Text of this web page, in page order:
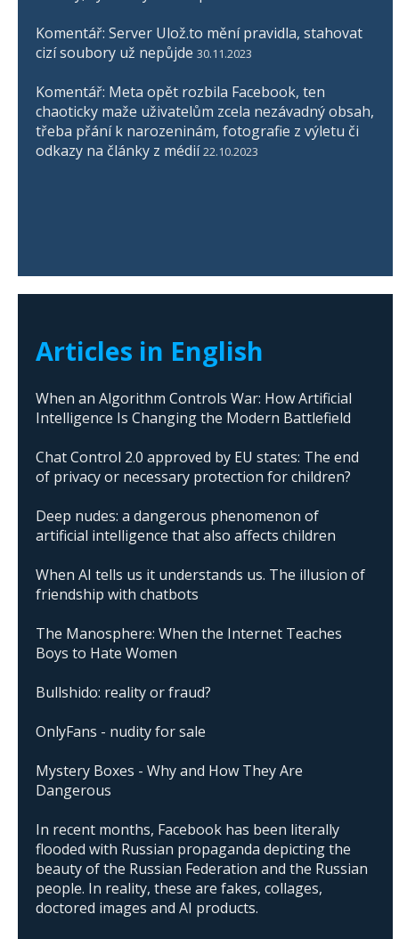
Komentář: Server Ulož.to mění pravidla, stahovat
cizí soubory už nepůjde 30.11.2023
Komentář: Meta opět rozbila Facebook, ten
chaoticky maže uživatelům zcela nezávadný obsah,
třeba přání k narozeninám, fotografie z výletu či
odkazy na články z médií 22.10.2023
Articles in English
When an Algorithm Controls War: How Artificial
Intelligence Is Changing the Modern Battlefield
Chat Control 2.0 approved by EU states: The end
of privacy or necessary protection for children?
Deep nudes: a dangerous phenomenon of
artificial intelligence that also affects children
When AI tells us it understands us. The illusion of
friendship with chatbots
The Manosphere: When the Internet Teaches
Boys to Hate Women
Bullshido: reality or fraud?
OnlyFans - nudity for sale
Mystery Boxes - Why and How They Are
Dangerous
In recent months, Facebook has been literally
flooded with Russian propaganda depicting the
beauty of the Russian Federation and the Russian
people. In reality, these are fakes, collages,
doctored images and AI products.